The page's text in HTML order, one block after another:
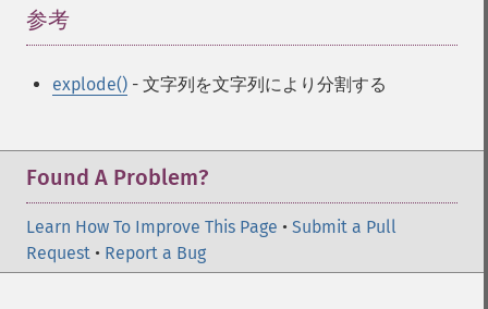
参考
explode() - 文字列を文字列により分割する
Found A Problem?
Learn How To Improve This Page • Submit a Pull
Request • Report a Bug